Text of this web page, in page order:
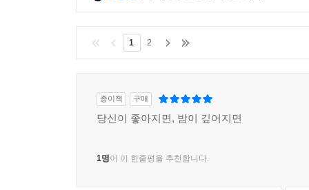
1 2
종이책 구매
당신이 좋아지면, 밤이 깊어지면
1명이 이 한줄평을 추천합니다.